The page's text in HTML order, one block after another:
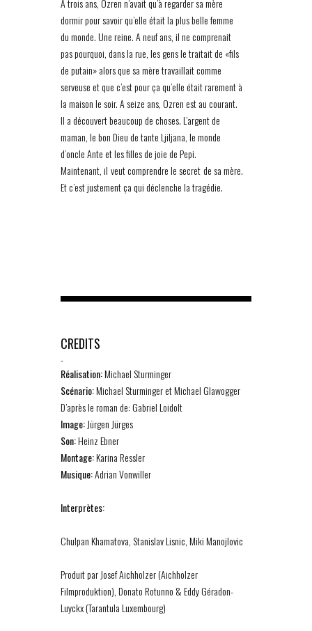
A trois ans, Ozren n’avait qu’à regarder sa mère
dormir pour savoir qu’elle était la plus belle femme
du monde. Une reine. A neuf ans, il ne comprenait
pas pourquoi, dans la rue, les gens le traitait de «fils
de putain» alors que sa mère travaillait comme
serveuse et que c’est pour ça qu’elle était rarement à
la maison le soir. A seize ans, Ozren est au courant.
Il a découvert beaucoup de choses. L’argent de
maman, le bon Dieu de tante Ljiljana, le monde
d’oncle Ante et les filles de joie de Pepi.
Maintenant, il veut comprendre le secret de sa mère.
Et c’est justement ça qui déclenche la tragédie.
CREDITS
-
Réalisation:Michael Sturminger
Scénario:Michael Sturminger et Michael Glawogger
D’après le roman de: Gabriel Loidolt
Image:Jürgen Jürges
Son:Heinz Ebner
Montage:Karina Ressler
Musique:Adrian Vonwiller
Interprètes:
Chulpan Khamatova, Stanislav Lisnic, Miki Manojlovic
Produit par Josef Aichholzer (Aichholzer
Filmproduktion), Donato Rotunno & Eddy Géradon-
Luyckx (Tarantula Luxembourg)